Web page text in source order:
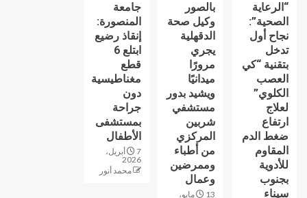
“الرعاية
الصحية”:
نجاح أول
تدخل
بتقنية “كي
العصب
الكلوي”
لعلاج
ارتفاع
ضغط الدم
المقاوم
للأدوية
بجنوب
سيناء
بالصور
وكيل صحة
الدقهلية
يجري
مرورًا
ميدانيًا
ويشيد بدور
مستشفي
شربين
المركزي
من أطباء
وممرضين
وعمال
13 مايو،
جامعة
المنصورة:
إنقاذ رضيع
ابتلع 6
قطع
مغناطيسية
دون
جراحة
بمستشفى
الأطفال
7 أبريل،
2026
محمد أنور